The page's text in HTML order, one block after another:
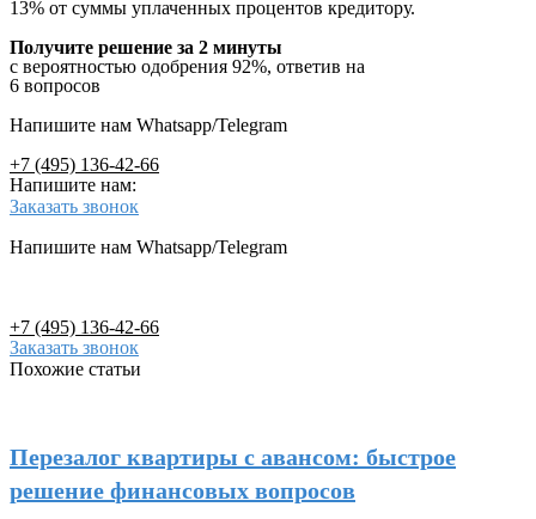
13% от суммы уплаченных процентов кредитору.
Получите решение за 2 минуты
с вероятностью одобрения 92%, ответив на
6 вопросов
Напишите нам Whatsapp/Telegram
+7 (495) 136-42-66
Напишите нам:
Заказать звонок
Напишите нам Whatsapp/Telegram
+7 (495) 136-42-66
Заказать звонок
Похожие статьи
Перезалог квартиры с авансом: быстрое
решение финансовых вопросов